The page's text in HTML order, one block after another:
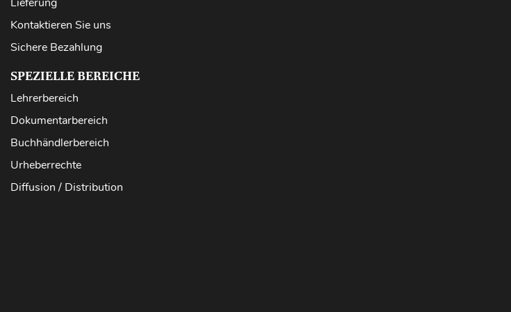
Kontaktieren Sie uns
Sichere Bezahlung
SPEZIELLE BEREICHE
Lehrerbereich
Dokumentarbereich
Buchhändlerbereich
Urheberrechte
Diffusion / Distribution